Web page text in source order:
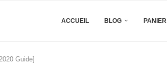
ACCUEIL BLOG PANIER
Guide]